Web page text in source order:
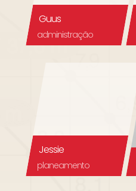
Guus
administração
Jessie
planeamento